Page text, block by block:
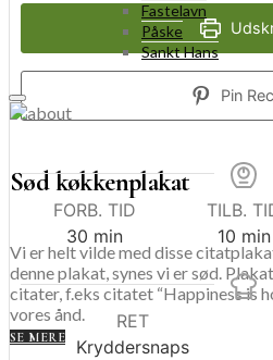
Fastelavn
Påske
Sankt Hans
Sød køkkenplakat
Vi er helt vilde med disse
denne plakat, synes vi er sød.
citater, f.eks citatet “Happiness is
vores ånd.
SE MERE
Pin
FORB. TID
30 minutter
min
TILB.
10 min
RET
Kryddersnaps